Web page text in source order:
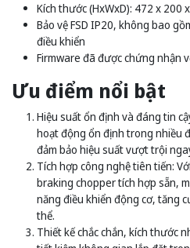
Kích thước (HxWxD): 472 x 200
Bảo vệ FSD IP20, không bao
điều khiển
Firmware đã được chứng nhận
Ưu điểm nổi bật
Hiệu suất ổn định và đáng tin
hoạt động ổn định trong nhiều
đảm bảo hiệu suất vượt trội
Tích hợp công nghệ tiên tiến:
braking chopper tích hợp sẵn,
năng điều khiển động cơ, tăng
thể.
Thiết kế chắc chắn, kích thước